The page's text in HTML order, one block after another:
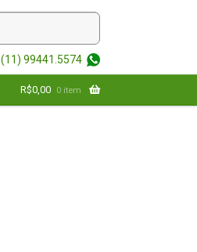
(11) 99441.5574
R$0,00 0 item